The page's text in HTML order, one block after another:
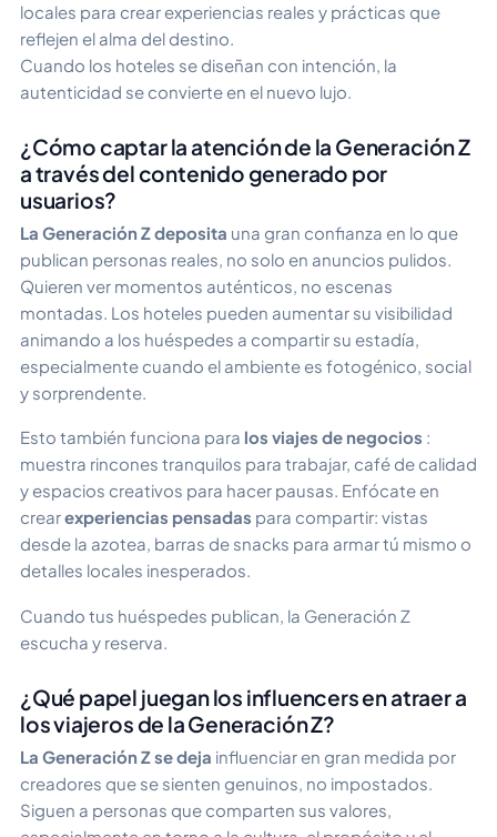
locales para crear experiencias reales y prácticas que
reflejen el alma del destino.
Cuando los hoteles se diseñan con intención, la
autenticidad se convierte en el nuevo lujo.
¿Cómo captar la atención de la Generación Z
a través del contenido generado por
usuarios?
La Generación Z deposita una gran confianza en lo que
publican personas reales, no solo en anuncios pulidos.
Quieren ver momentos auténticos, no escenas
montadas. Los hoteles pueden aumentar su visibilidad
animando a los huéspedes a compartir su estadía,
especialmente cuando el ambiente es fotogénico, social
y sorprendente.
Esto también funciona para los viajes de negocios :
muestra rincones tranquilos para trabajar, café de calidad
y espacios creativos para hacer pausas. Enfócate en
crearexperiencias pensadas para compartir: vistas
desde la azotea, barras de snacks para armar tú mismo o
detalles locales inesperados.
Cuando tus huéspedes publican, la Generación Z
escucha y reserva.
¿Qué papel juegan los influencers en atraer a
los viajeros de la Generación Z?
La Generación Z se deja influenciar en gran medida por
creadores que se sienten genuinos, no impostados.
Siguen a personas que comparten sus valores,